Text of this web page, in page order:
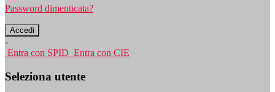
Password dimenticata?
-
Entra con SPID Entra con CIE
Seleziona utente